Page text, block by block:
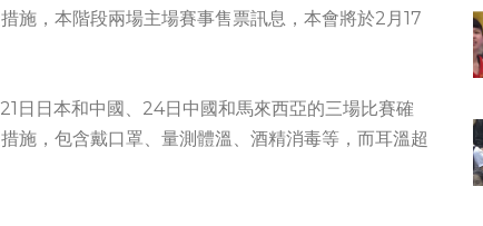
施，本階段兩場主場賽事售票訊息，本會將於2月17
日日本和中國、24日中國和馬來西亞的三場比賽確
施，包含戴口罩、量測體溫、酒精消毒等，而耳溫超